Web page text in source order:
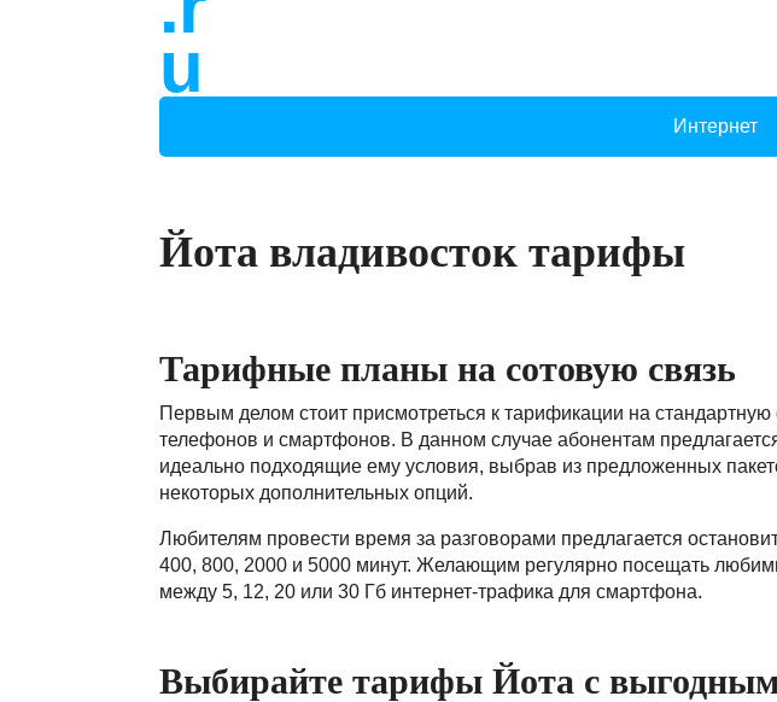
Интернет
Йота владивосток тарифы
Тарифные планы на сотовую связь
Первым делом стоит присмотреться к тарификации на стандартную
телефонов и смартфонов. В данном случае абонентам
идеально подходящие ему условия, выбрав из предложенных
некоторых дополнительных опций.
Любителям провести время за разговорами предлагается
400, 800, 2000 и 5000 минут. Желающим регулярно посещать
между 5, 12, 20 или 30 Гб интернет-трафика для смартфона.
Выбирайте тарифы Йота с